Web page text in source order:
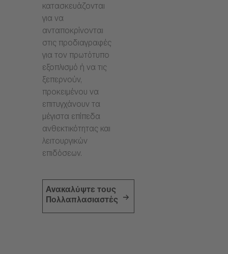
κατασκευάζονται
για να
ανταποκρίνονται
στις προδιαγραφές
για τον πρωτότυπο
εξοπλισμό ή να τις
ξεπερνούν,
προκειμένου να
επιτυγχάνουν τα
μέγιστα επίπεδα
ανθεκτικότητας και
λειτουργικών
επιδόσεων.
Ανακαλύψτε τους
Πολλαπλασιαστές